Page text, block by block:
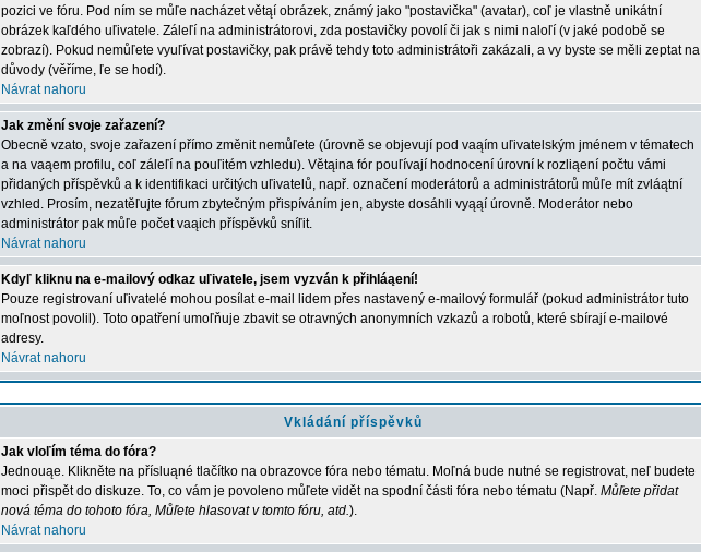
pozici ve fóru. Pod ním se můľe nacházet větąí obrázek, známý jako "postavička" (avatar), coľ je vlastně unikátní
obrázek kaľdého uľivatele. Záleľí na administrátorovi, zda postavičky povolí či jak s nimi naloľí (v jaké podobě se
zobrazí). Pokud nemůľete vyuľívat postavičky, pak právě tehdy toto administrátoři zakázali, a vy byste se měli zeptat na
důvody (věříme, ľe se hodí).
Návrat nahoru
Jak změní svoje zařazení?
Obecně vzato, svoje zařazení přímo změnit nemůľete (úrovně se objevují pod vaąím uľivatelským jménem v tématech
a na vaąem profilu, coľ záleľí na pouľitém vzhledu). Větąina fór pouľívají hodnocení úrovní k rozliąení počtu vámi
přidaných příspěvků a k identifikaci určitých uľivatelů, např. označení moderátorů a administrátorů můľe mít zvláątní
vzhled. Prosím, nezatěľujte fórum zbytečným přispíváním jen, abyste dosáhli vyąąí úrovně. Moderátor nebo
administrátor pak můľe počet vaąich příspěvků sníľit.
Návrat nahoru
Kdyľ kliknu na e-mailový odkaz uľivatele, jsem vyzván k přihláąení!
Pouze registrovaní uľivatelé mohou posílat e-mail lidem přes nastavený e-mailový formulář (pokud administrátor tuto
moľnost povolil). Toto opatření umoľňuje zbavit se otravných anonymních vzkazů a robotů, které sbírají e-mailové
adresy.
Návrat nahoru
Vkládání příspěvků
Jak vloľím téma do fóra?
Jednouąe. Klikněte na přísluąné tlačítko na obrazovce fóra nebo tématu. Moľná bude nutné se registrovat, neľ budete
moci přispět do diskuze. To, co vám je povoleno můľete vidět na spodní části fóra nebo tématu (Např. Můľete přidat
nová téma do tohoto fóra, Můľete hlasovat v tomto fóru, atd.).
Návrat nahoru